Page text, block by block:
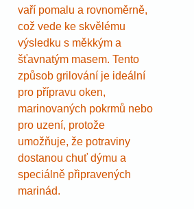
vaří pomalu a rovnoměrně,
což vede ke skvělému
výsledku s měkkým a
šťavnatým masem. Tento
způsob grilování je ideální
pro přípravu oken,
marinovaných pokrmů nebo
pro uzení, protože
umožňuje, že potraviny
dostanou chuť dýmu a
speciálně připravených
marinád.